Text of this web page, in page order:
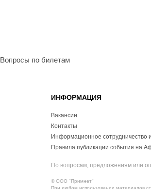
Вопросы по билетам
ИНФОРМАЦИЯ
Вакансии
Контакты
Информационное
Правила публикации события на
По вопросам, предложениям или
© ООО "Примнет"
При любом использовании материалов